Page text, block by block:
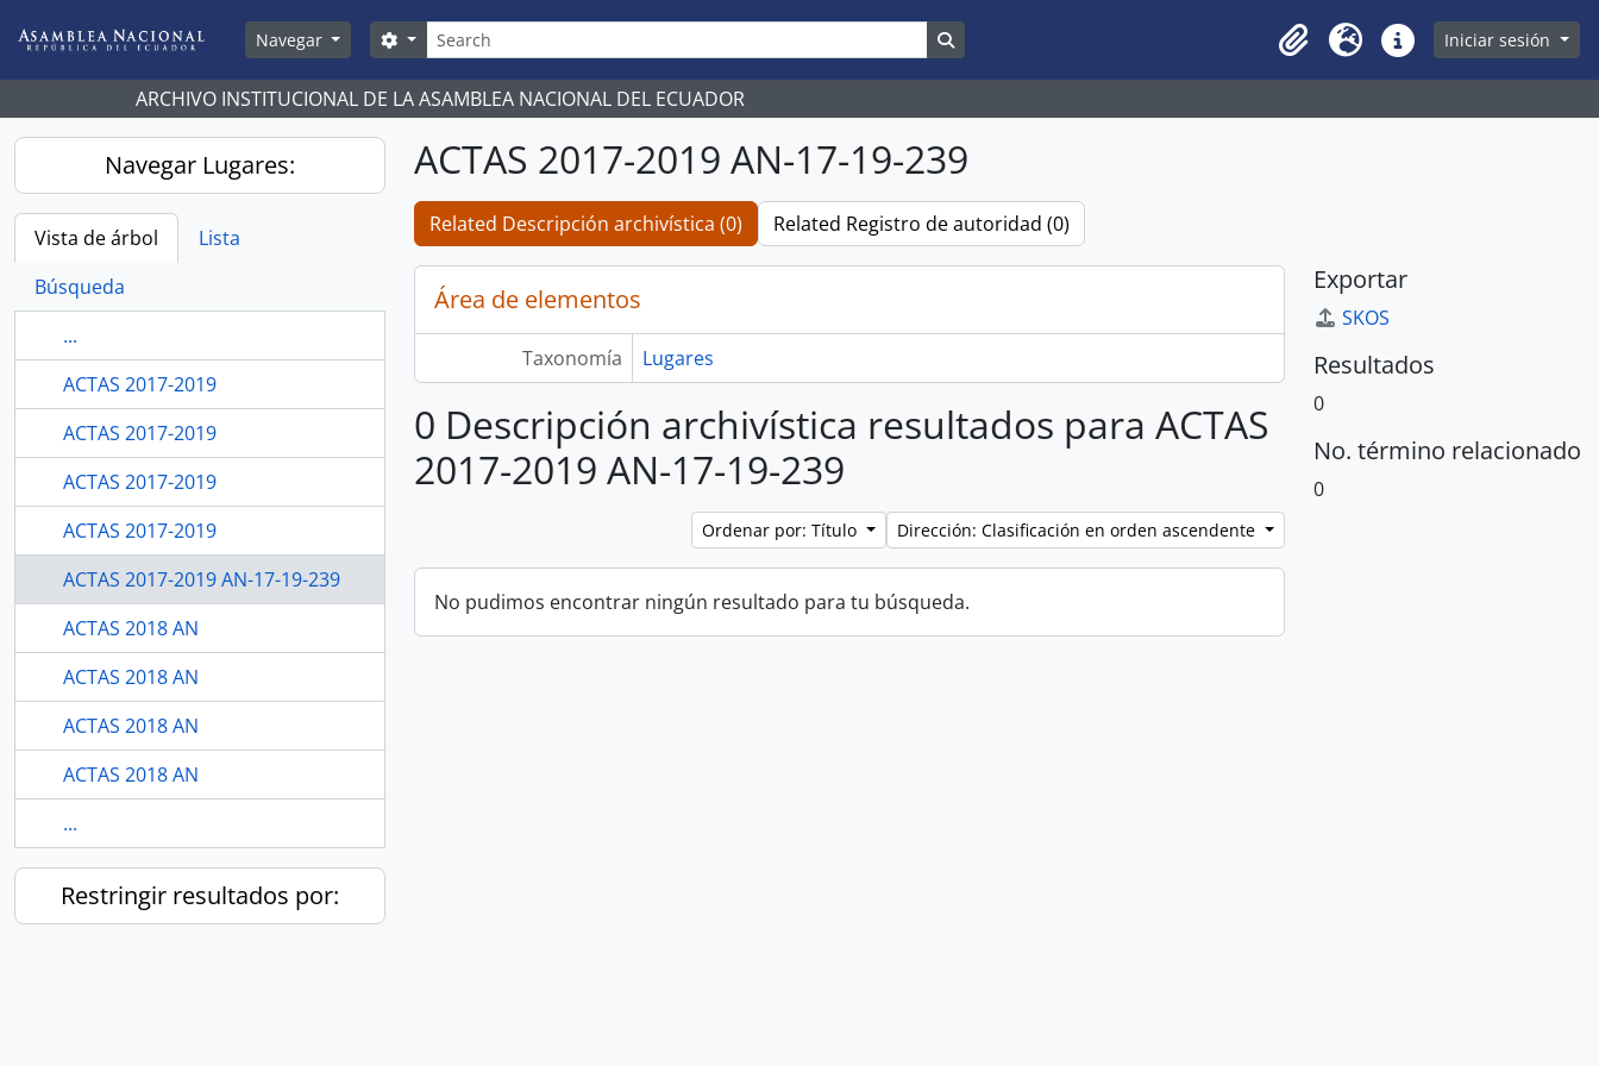
Navegar
Búsqueda
Search options
Clipboard
Idioma Enlaces rápidos
Iniciar sesión
ARCHIVO INSTITUCIONAL DE LA ASAMBLEA NACIONAL DEL ECUADOR
Navegar Lugares:
Vista de árbol
Lista
Búsqueda
...
ACTAS 2017-2019
ACTAS 2017-2019
ACTAS 2017-2019
ACTAS 2017-2019
ACTAS 2017-2019 AN-17-19-239
ACTAS 2018 AN
ACTAS 2018 AN
ACTAS 2018 AN
ACTAS 2018 AN
...
Restringir resultados por:
ACTAS 2017-2019 AN-17-19-239
Related Descripción archivística (0) Related Registro de autoridad (0)
Área de elementos
Taxonomía Lugares
0 Descripción archivística resultados para ACTAS
2017-2019 AN-17-19-239
Ordenar por: Título Dirección: Clasificación en orden ascendente
No pudimos encontrar ningún resultado para tu búsqueda.
Exportar
SKOS
Resultados
0
No. término relacionado
0